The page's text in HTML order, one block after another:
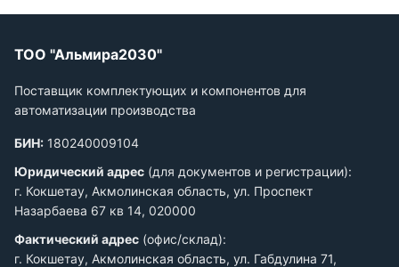
ТОО "Альмира2030"
Поставщик комплектующих и компонентов для
автоматизации производства
БИН: 180240009104
Юридический адрес (для документов и регистрации):
г. Кокшетау, Акмолинская область, ул. Проспект
Назарбаева 67 кв 14, 020000
Фактический адрес (офис/склад):
г. Кокшетау, Акмолинская область, ул. Габдулина 71,